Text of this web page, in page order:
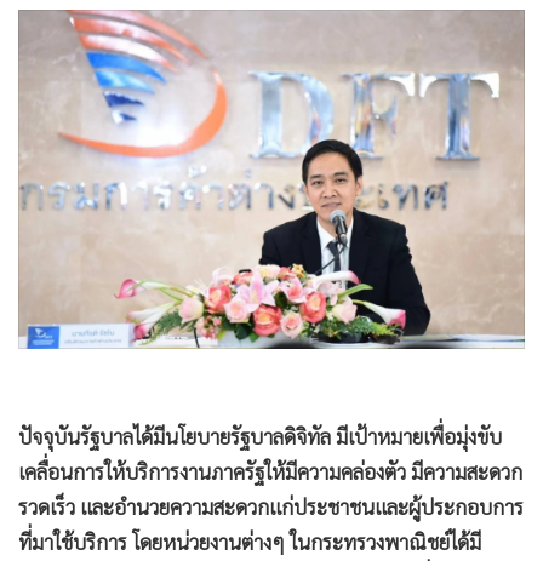
•
Management & HR
MGR Live
Infographic
การเมือง
• กีฬา
Special Scoop
เศรษฐกิจ-ธุรกิจ
• จีน
• อาชญากรรม
• Motoring
• เกม
• วิทยาศาสตร์
ปัจจุบันรัฐบาลได้มีนโยบายรัฐบาลดิจิทัล มีเป้าหมายเพื่อมุ่งขับ
เคลื่อนการให้บริการงานภาครัฐให้มีความคล่องตัว มีความสะดวก
รวดเร็ว และอำนวยความสะดวกแก่ประชาชนและผู้ประกอบการ
ที่มาใช้บริการ โดยหน่วยงานต่างๆ ในกระทรวงพาณิชย์ได้มี